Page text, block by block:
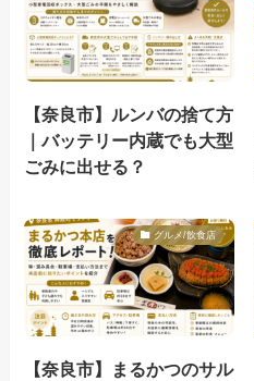
【奈良市】ルンバの捨て方
｜バッテリー内蔵でも大型
ごみに出せる？
グルメ/飲食店
【奈良市】まるかつのサル